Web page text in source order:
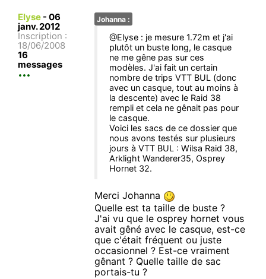
Elyse - 06
janv. 2012
Inscription :
18/06/2008
16
messages
Johanna :
@Elyse : je mesure 1.72m et j'ai
plutôt un buste long, le casque
ne me gêne pas sur ces
modèles. J'ai fait un certain
nombre de trips VTT BUL (donc
avec un casque, tout au moins à
la descente) avec le Raid 38
rempli et cela ne gênait pas pour
le casque.
Voici les sacs de ce dossier que
nous avons testés sur plusieurs
jours à VTT BUL : Wilsa Raid 38,
Arklight Wanderer35, Osprey
Hornet 32.
Merci Johanna
Quelle est ta taille de buste ?
J'ai vu que le osprey hornet vous
avait gêné avec le casque, est-ce
que c'était fréquent ou juste
occasionnel ? Est-ce vraiment
gênant ? Quelle taille de sac
portais-tu ?